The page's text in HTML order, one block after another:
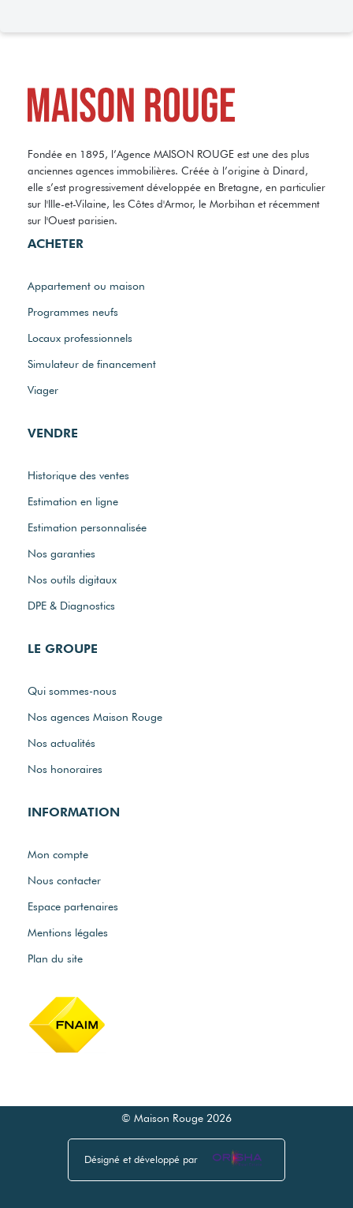
Fondée en 1895, l’Agence MAISON ROUGE est une des plus
anciennes agences immobilières. Créée à l’origine à Dinard,
elle s’est progressivement développée en Bretagne, en particulier
sur l'Ille-et-Vilaine, les Côtes d'Armor, le Morbihan et récemment
sur l'Ouest parisien.
ACHETER
Appartement ou maison
Programmes neufs
Locaux professionnels
Simulateur de financement
Viager
VENDRE
Historique des ventes
Estimation en ligne
Estimation personnalisée
Nos garanties
Nos outils digitaux
DPE & Diagnostics
LE GROUPE
Qui sommes-nous
Nos agences Maison Rouge
Nos actualités
Nos honoraires
INFORMATION
Mon compte
Nous contacter
Espace partenaires
Mentions légales
Plan du site
© Maison Rouge 2026
Désigné et développé par